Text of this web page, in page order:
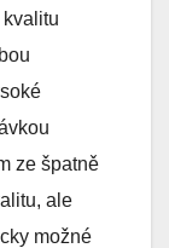
ze špatně
ale
možné